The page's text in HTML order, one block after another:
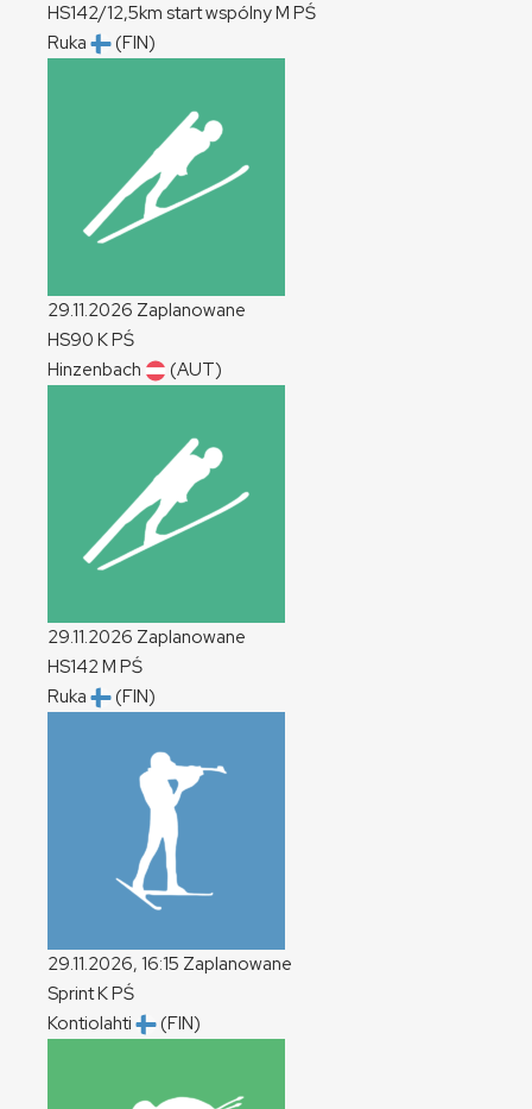
HS142/12,5km start wspólnyM PŚ
Ruka
(FIN)
29.11.2026 Zaplanowane
HS90 KPŚ
Hinzenbach
(AUT)
29.11.2026 Zaplanowane
HS142M PŚ
Ruka
(FIN)
29.11.2026, 16:15 Zaplanowane
SprintKPŚ
Kontiolahti
(FIN)